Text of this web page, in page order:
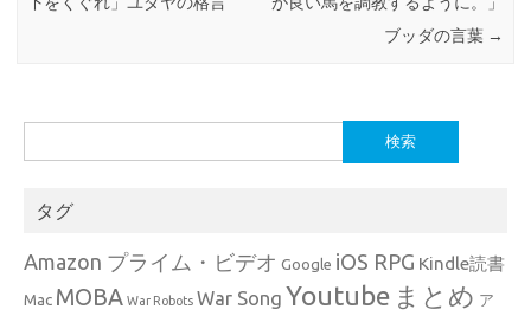
ブッダの言葉 →
索:
タグ
Amazon プライム・ビデオ Google iOS RPG Kindle読書
Mac MOBA War Robots War Song Youtube まとめ ア